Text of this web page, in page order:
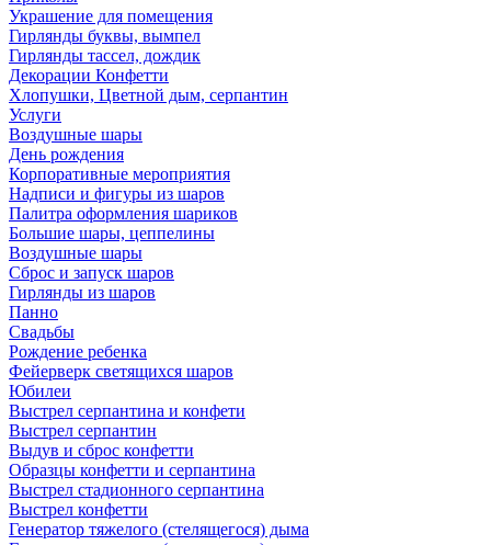
Украшение для помещения
Гирлянды буквы, вымпел
Гирлянды тассел, дождик
Декорации Конфетти
Хлопушки, Цветной дым, серпантин
Услуги
Воздушные шары
День рождения
Корпоративные мероприятия
Надписи и фигуры из шаров
Палитра оформления шариков
Большие шары, цеппелины
Воздушные шары
Сброс и запуск шаров
Гирлянды из шаров
Панно
Свадьбы
Рождение ребенка
Фейерверк светящихся шаров
Юбилеи
Выстрел серпантина и конфети
Выстрел серпантин
Выдув и сброс конфетти
Образцы конфетти и серпантина
Выстрел стадионного серпантина
Выстрел конфетти
Генератор тяжелого (стелящегося) дыма